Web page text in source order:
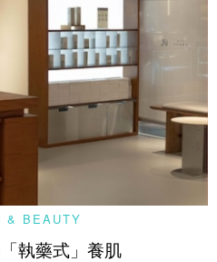
& BEAUTY
執藥式」養肌